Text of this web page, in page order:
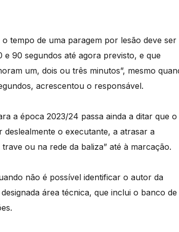
tempo de uma paragem por lesão deve ser
90 segundos até agora previsto, e que
um, dois ou três minutos”, mesmo
acrescentou o responsável.
a época 2023/24 passa ainda a ditar que o
o executante, a atrasar a
ou na rede da baliza” até à marcação.
não é possível identificar o autor da
área técnica, que inclui o banco de